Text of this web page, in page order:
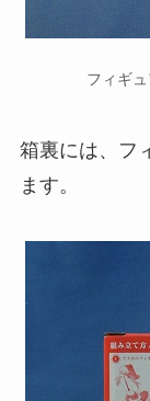
フィギ
箱裏には、フ
ます。